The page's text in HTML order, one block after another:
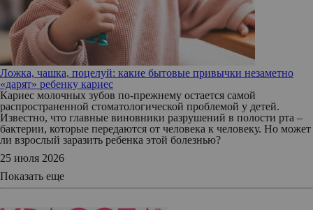
Ложка, чашка, поцелуй: какие бытовые привычки незаметно
«дарят» ребенку кариес
Кариес молочных зубов по-прежнему остается самой
распространенной стоматологической проблемой у детей.
Известно, что главные виновники разрушений в полости рта –
бактерии, которые передаются от человека к человеку. Но может
ли взрослый заразить ребенка этой болезнью?
25 июля 2026
Показать еще